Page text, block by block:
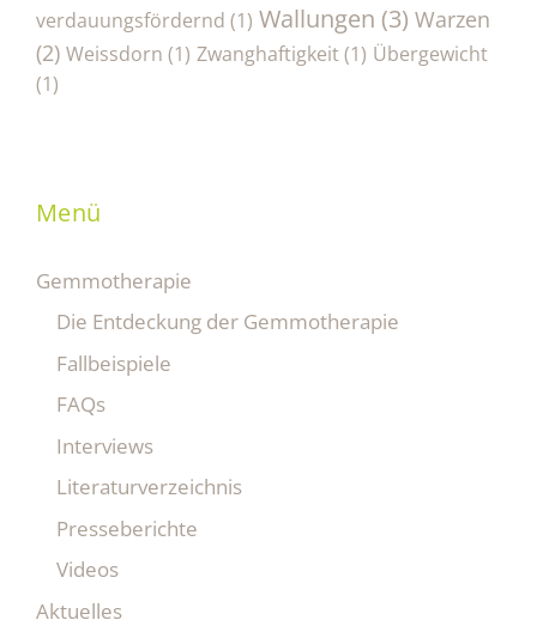
verdauungsfördernd (1) Wallungen (3) Warzen
(2) Weissdorn (1) Zwanghaftigkeit(1) Übergewicht
(1)
Menü
Gemmotherapie
Die Entdeckung der Gemmotherapie
Fallbeispiele
FAQs
Interviews
Literaturverzeichnis
Presseberichte
Videos
Aktuelles